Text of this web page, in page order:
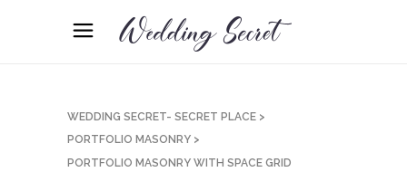
WEDDING SECRET- SECRET PLACE >
PORTFOLIO MASONRY >
PORTFOLIO MASONRY WITH SPACE GRID